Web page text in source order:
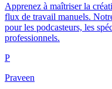
Apprenez à maîtriser la
flux de travail manuels.
pour les podcasteurs, les
professionnels.
P
Praveen